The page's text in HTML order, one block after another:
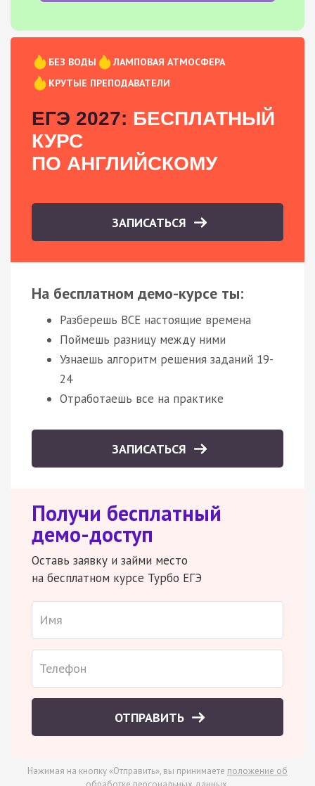
БЕЗ ВОДЫ
ЛАМПОВАЯ АТМОСФЕРА
КРУТЫЕ ПРЕПОДАВАТЕЛИ
ЕГЭ 2027: БЕСПЛАТНЫЙ
КУРС
ПО АНГЛИЙСКОМУ
ЗАПИСАТЬСЯ
На бесплатном демо-курсе ты:
Разберешь ВСЕ настоящие времена
Поймешь разницу между ними
Узнаешь алгоритм решения заданий 19-
24
Отработаешь все на практике
ЗАПИСАТЬСЯ
Получи бесплатный
демо-доступ
Оставь заявку и займи место
на бесплатном курсе Турбо ЕГЭ
ОТПРАВИТЬ
Нажимая на кнопку «Отправить», вы принимаете положение об